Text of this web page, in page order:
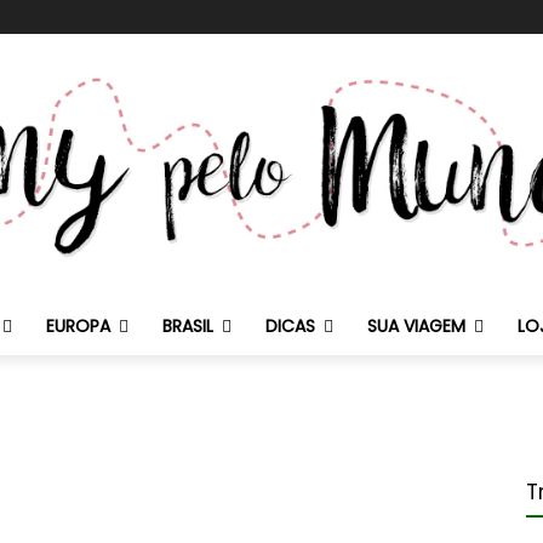
EUROPA BRASIL DICAS SUA VIAGEM